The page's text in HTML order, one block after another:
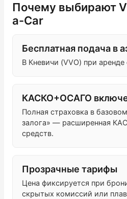
Почему выбирают
a-Car
Бесплатная подача в
В Кневичи (VVO) при аренде
КАСКО+ОСАГО
Полная страховка в
залога» — расширенная
средств.
Прозрачные тарифы
Цена фиксируется при
скрытых комиссий или